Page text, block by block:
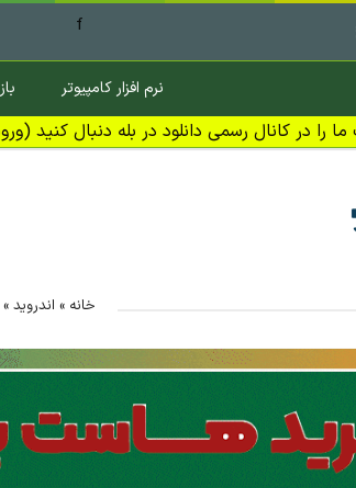
f
نرم افزار کامپیوتر
را در کانال رسمی دانلود در بله دنبال کنید
خانه » اندروید »